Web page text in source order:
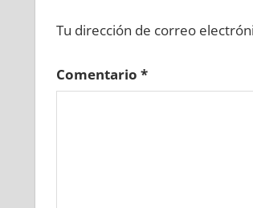
Tu dirección de correo
Comentario *